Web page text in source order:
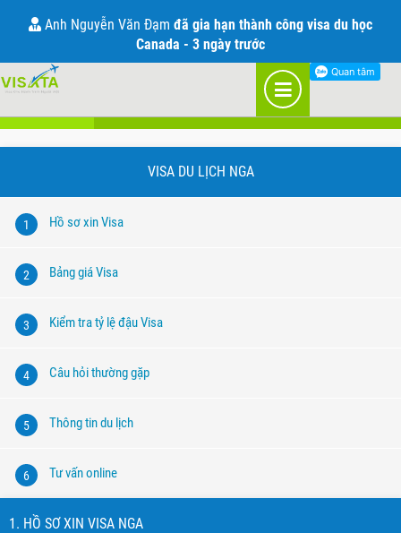
Visa đi Nga
VISA DU LỊCH NGA
1 Hồ sơ xin Visa
2 Bảng giá Visa
3 Kiểm tra tỷ lệ đậu Visa
4 Câu hỏi thường gặp
5 Thông tin du lịch
6 Tư vấn online
1. HỒ SƠ XIN VISA NGA
Anh Nguyễn Văn Đạm đã gia hạn thành công visa du học
Canada - 3 ngày trước